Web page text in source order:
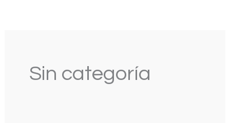
Sin categoría